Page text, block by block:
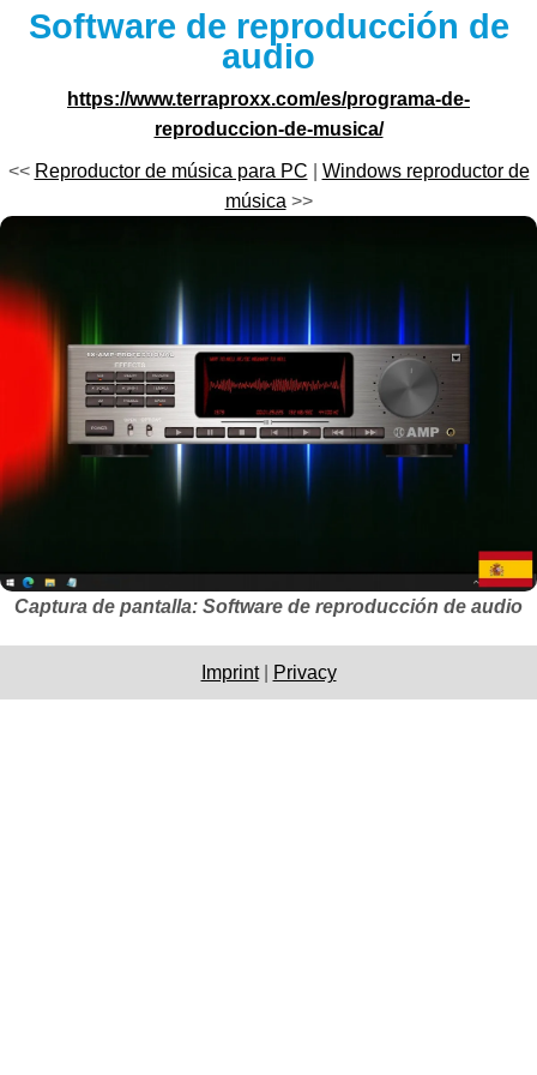
Software de reproducción de
audio
https://www.terraproxx.com/es/programa-de-
reproduccion-de-musica/
<< Reproductor de música para PC
Windows reproductor de
música >>
Captura de pantalla: Software de reproducción de audio
Imprint| Privacy